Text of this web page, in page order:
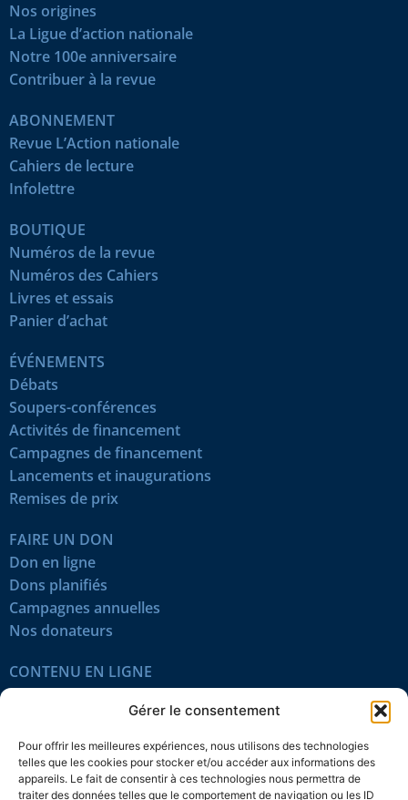
Gérer le consentement
Pour offrir les meilleures expériences, nous utilisons des technologies
telles que les cookies pour stocker et/ou accéder aux informations des
appareils. Le fait de consentir à ces technologies nous permettra de
traiter des données telles que le comportement de navigation ou les ID
Nos origines
La Ligue d’action nationale
Notre 100e anniversaire
Contribuer à la revue
ABONNEMENT
Revue L’Action nationale
Cahiers de lecture
Infolettre
BOUTIQUE
Numéros de la revue
Numéros des Cahiers
Livres et essais
Panier d’achat
ÉVÉNEMENTS
Débats
Soupers-conférences
Activités de financement
Campagnes de financement
Lancements et inaugurations
Remises de prix
FAIRE UN DON
Don en ligne
Dons planifiés
Campagnes annuelles
Nos donateurs
CONTENU EN LIGNE
Tous les articles
Œuvres du mois
En vidéo